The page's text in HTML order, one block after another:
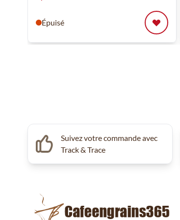
Épuisé
Suivez votre commande avec
Track & Trace